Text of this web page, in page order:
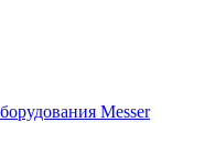
Messer